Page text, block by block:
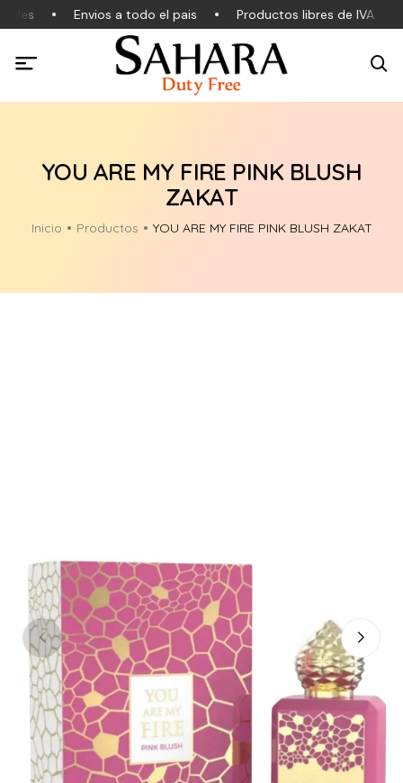
Envios a todo el pais Productos libres de IVA
YOU ARE MY FIRE PINK BLUSH
ZAKAT
Inicio Productos YOU ARE MY FIRE PINK BLUSH ZAKAT